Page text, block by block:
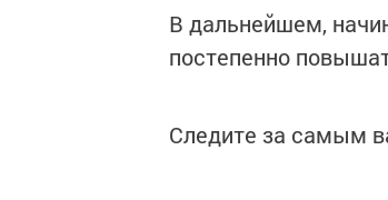
В дальнейшем,
постепенно
Следите за самым